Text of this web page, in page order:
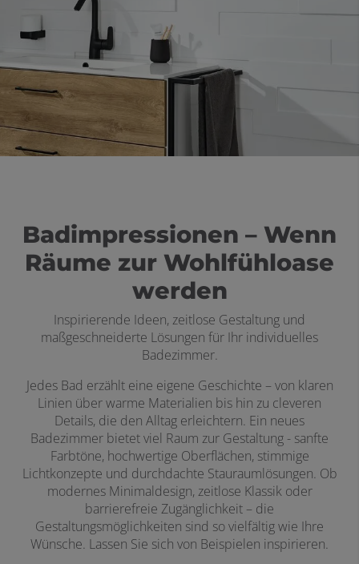
Badimpressionen – Wenn
Räume zur Wohlfühloase
werden
Inspirierende Ideen, zeitlose Gestaltung und
maßgeschneiderte Lösungen für Ihr individuelles
Badezimmer.
Jedes Bad erzählt eine eigene Geschichte – von klaren
Linien über warme Materialien bis hin zu cleveren
Details, die den Alltag erleichtern. Ein neues
Badezimmer bietet viel Raum zur Gestaltung - sanfte
Farbtöne, hochwertige Oberflächen, stimmige
Lichtkonzepte und durchdachte Stauraumlösungen. Ob
modernes Minimaldesign, zeitlose Klassik oder
barrierefreie Zugänglichkeit – die
Gestaltungsmöglichkeiten sind so vielfältig wie Ihre
Wünsche. Lassen Sie sich von Beispielen inspirieren.